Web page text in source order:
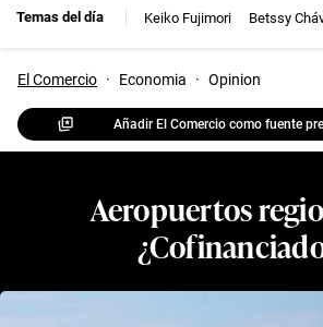
Temas del día Keiko Fujimori Betssy
El Comercio · Economia · Opinion
Añadir El Comercio como fuente
Aeropuertos